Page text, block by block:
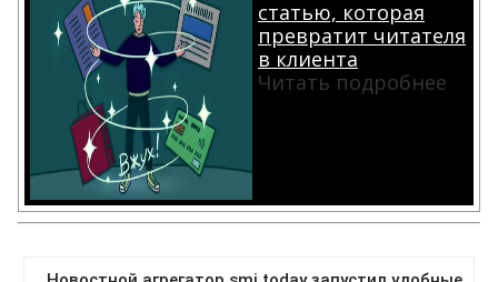
статью, которая
превратит читателя
в клиента
Читать подробнее